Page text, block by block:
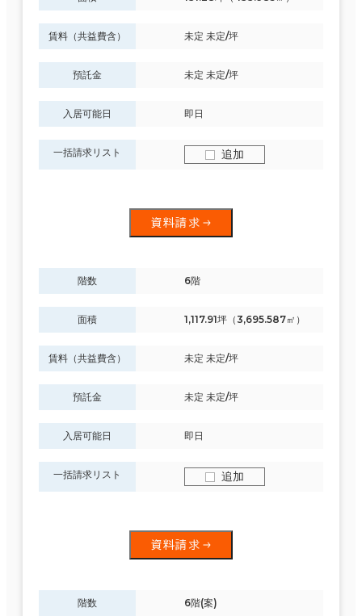
賃料（共益費含） 未定 未定/坪
預託金 未定 未定/坪
入居可能日 即日
一括請求リスト 追加
資料請求
階数 6階
面積 1,117.91坪（3,695.587㎡）
賃料（共益費含） 未定 未定/坪
預託金 未定 未定/坪
入居可能日 即日
一括請求リスト 追加
資料請求
階数 6階(案)